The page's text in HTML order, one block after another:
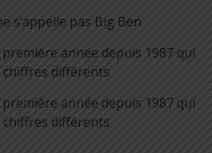
s’appelle pas Big Ben
première année depuis 1987 qui
chiffres différents
première année depuis 1987 qui
chiffres différents